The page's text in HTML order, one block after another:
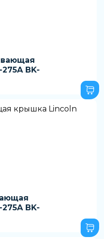
BK-
BK-